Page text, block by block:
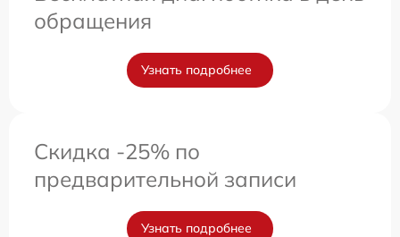
обращения
Узнать подробнее
Скидка -25% по
предварительной записи
Узнать подробнее